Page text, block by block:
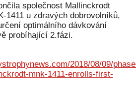
společnost Mallinckrodt
1411 u zdravých dobrovolníků,
optimálního dávkování
probíhající 2.fázi.
2018/08/09/
mnk-1411-enrolls-first-